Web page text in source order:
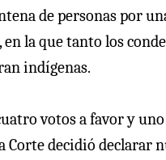
de personas por
la que tanto los
indígenas.
votos a favor y
Corte decidió declarar